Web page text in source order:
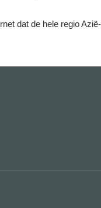
dat de hele regio